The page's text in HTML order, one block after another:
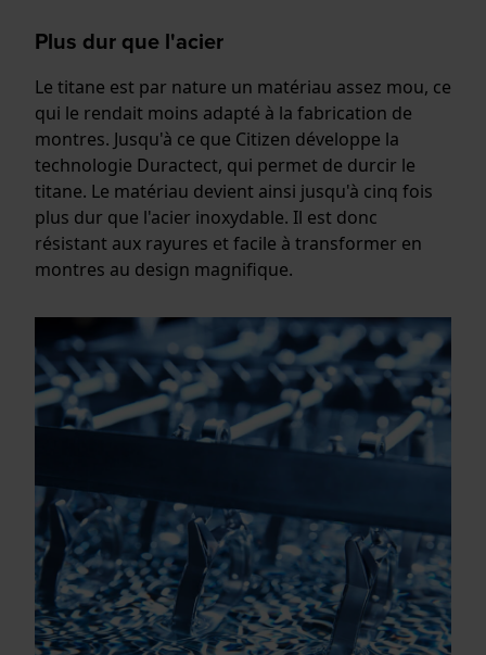
Plus dur que l'acier
Le titane est par nature un matériau assez mou, ce
qui le rendait moins adapté à la fabrication de
montres. Jusqu'à ce que Citizen développe la
technologie Duractect, qui permet de durcir le
titane. Le matériau devient ainsi jusqu'à cinq fois
plus dur que l'acier inoxydable. Il est donc
résistant aux rayures et facile à transformer en
montres au design magnifique.